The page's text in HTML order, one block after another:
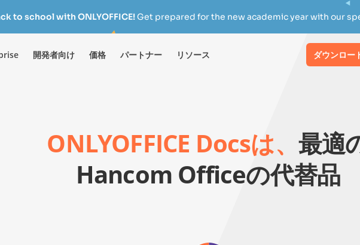
to school with ONLYOFFICE!Get prepared for the new academic year with our
開発者向け 価格 パートナー リソース ダウンロー
ONLYOFFICE Docsは、 最適
Hancom Officeの代替品